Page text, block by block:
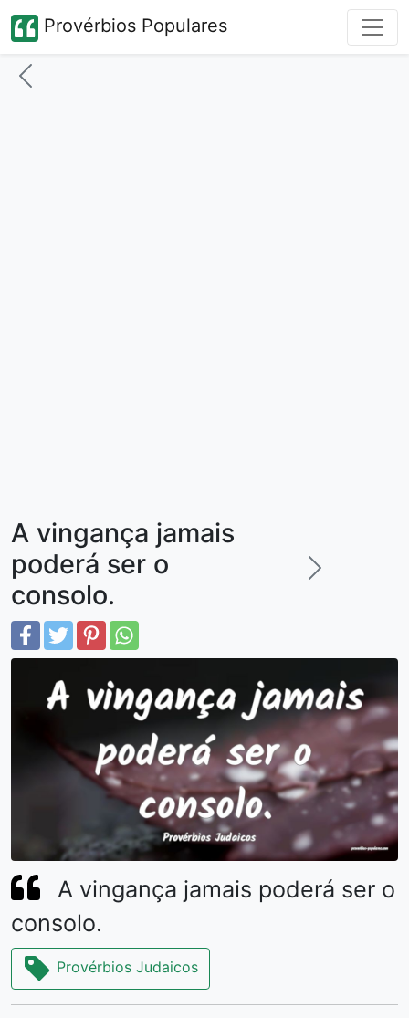
Provérbios Populares
A vingança jamais
poderá ser o
consolo.
A vingança jamais poderá ser o
consolo.
Provérbios Judaicos